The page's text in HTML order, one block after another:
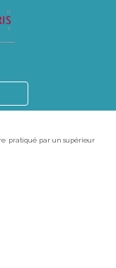
pratiqué par un supérieur